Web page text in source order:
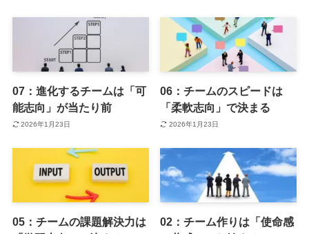
07：進化するチームは「可
能志向」が当たり前
2026年1月23日
06：チームのスピードは
「柔軟志向」で決まる
2026年1月23日
05：チームの課題解決力は
02：チーム作りは「使命感